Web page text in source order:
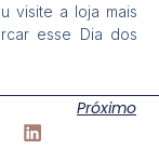
visite a loja mais
esse Dia dos
Próximo